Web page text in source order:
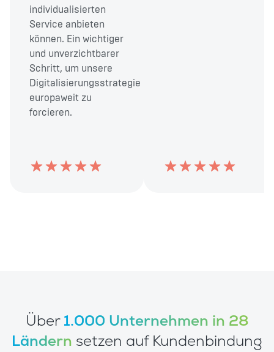
individualisierten
Service anbieten
können. Ein wichtiger
und unverzichtbarer
Schritt, um unsere
Digitalisierungsstrategie
europaweit zu
forcieren.
Über1.000 Unternehmen in 28
Ländern setzen auf Kundenbindung